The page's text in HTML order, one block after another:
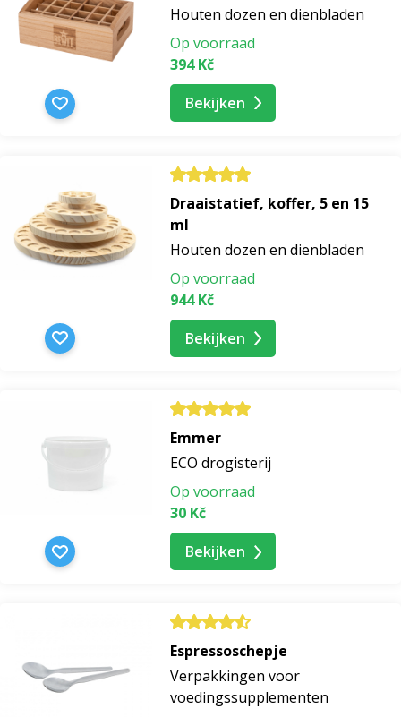
Houten dozen en dienbladen
Op voorraad
394 Kč
Bekijken
Draaistatief, koffer, 5 en 15
ml
Houten dozen en dienbladen
Op voorraad
944 Kč
Bekijken
Emmer
ECO drogisterij
Op voorraad
30 Kč
Bekijken
Espressoschepje
Verpakkingen voor
voedingssupplementen